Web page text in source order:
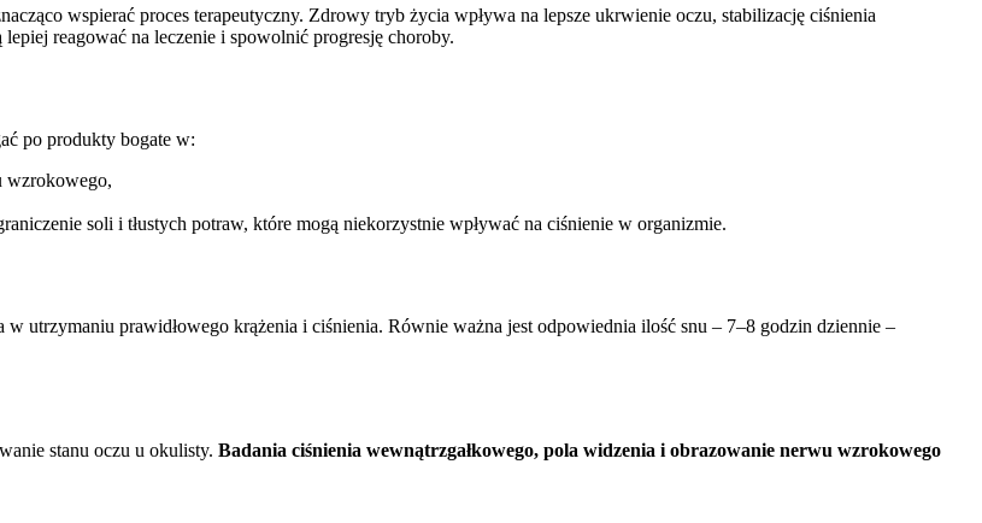
wspierać proces terapeutyczny. Zdrowy tryb życia wpływa na lepsze ukrwienie oczu, stabilizację ciśnienia
reagować na leczenie i spowolnić progresję choroby.
po produkty bogate w:
wzrokowego,
soli i tłustych potraw, które mogą niekorzystnie wpływać na ciśnienie w organizmie.
w utrzymaniu prawidłowego krążenia i ciśnienia. Równie ważna jest odpowiednia ilość snu – 7–8 godzin dziennie –
stanu oczu u okulisty. Badania ciśnienia wewnątrzgałkowego, pola widzenia i obrazowanie nerwu wzrokowego